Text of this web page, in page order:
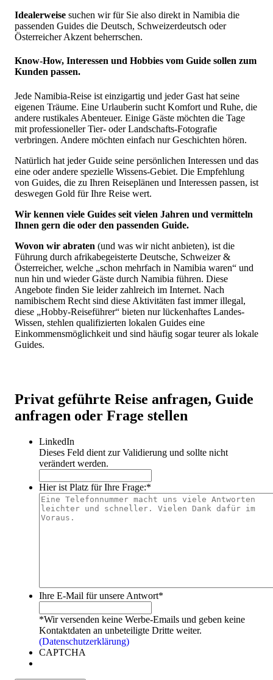
Idealerweise suchen wir für Sie also direkt in Namibia die
passenden Guides die Deutsch, Schweizerdeutsch oder
Österreicher Akzent beherrschen.
Know-How, Interessen und Hobbies vom Guide sollen zum
Kunden passen.
Jede Namibia-Reise ist einzigartig und jeder Gast hat seine
eigenen Träume. Eine Urlauberin sucht Komfort und Ruhe, die
andere rustikales Abenteuer. Einige Gäste möchten die Tage
mit professioneller Tier- oder Landschafts-Fotografie
verbringen. Andere möchten einfach nur Geschichten hören.
Natürlich hat jeder Guide seine persönlichen Interessen und das
eine oder andere spezielle Wissens-Gebiet. Die Empfehlung
von Guides, die zu Ihren Reiseplänen und Interessen passen, ist
deswegen Gold für Ihre Reise wert.
Wir kennen viele Guides seit vielen Jahren und vermitteln
Ihnen gern die oder den passenden Guide.
Wovon wir abraten (und was wir nicht anbieten), ist die
Führung durch afrikabegeisterte Deutsche, Schweizer &
Österreicher, welche „schon mehrfach in Namibia waren“ und
nun hin und wieder Gäste durch Namibia führen. Diese
Angebote finden Sie leider zahlreich im Internet. Nach
namibischem Recht sind diese Aktivitäten fast immer illegal,
diese „Hobby-Reiseführer“ bieten nur lückenhaftes Landes-
Wissen, stehlen qualifizierten lokalen Guides eine
Einkommensmöglichkeit und sind häufig sogar teurer als lokale
Guides.
Privat geführte Reise anfragen, Guide
anfragen oder Frage stellen
LinkedIn
Dieses Feld dient zur Validierung und sollte nicht
verändert werden.
Hier ist Platz für Ihre Frage:*
Ihre E-Mail für unsere Antwort*
*Wir versenden keine Werbe-Emails und geben keine
Kontaktdaten an unbeteiligte Dritte weiter.
(Datenschutzerklärung)
CAPTCHA